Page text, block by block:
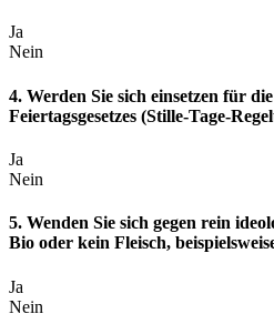
Ja
Nein
4. Werden Sie sich einsetzen für
Feiertagsgesetzes (Stille-Tage-
Ja
Nein
5. Wenden Sie sich gegen rein
Bio oder kein Fleisch,
Ja
Nein